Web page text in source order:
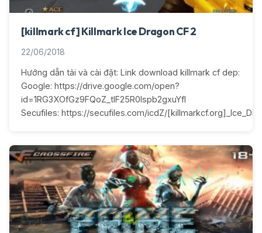
[killmark cf] Killmark Ice Dragon CF 2
22/06/2018
Hướng dẫn tải và cài đặt: Link download killmark cf dep:
Google: https://drive.google.com/open?
id=1RG3XOfGz9FQoZ_tlF25R0lspb2gxuYfI
Secufiles: https://secufiles.com/icdZ/